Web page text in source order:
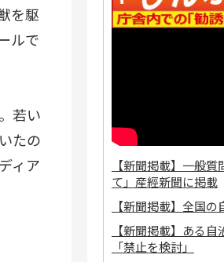
を駆
ルで
若い
たの
ィア
【新聞掲載】一般
て」産經新聞に掲載
【新聞掲載】全国
【新聞掲載】ある
「禁止を検討」